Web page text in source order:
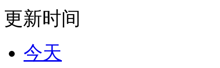
更新时间
今天